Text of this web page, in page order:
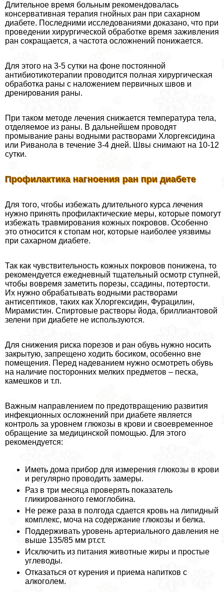
Длительное время больным рекомендовалась
консервативная терапия гнойных ран при сахарном
диабете. Последними исследованиями доказано, что при
проведении хирургической обработке время заживления
ран сокращается, а частота осложнений понижается.
Для этого на 3-5 сутки на фоне постоянной
антибиотикотерапии проводится полная хирургическая
обработка раны с наложением первичных швов и
дренирования раны.
При таком методе лечения снижается температура тела,
отделяемое из раны. В дальнейшем проводят
промывание раны водными растворами Хлоргексидина
или Риванола в течение 3-4 дней. Швы снимают на 10-12
сутки.
Профилактика нагноения ран при диабете
Для того, чтобы избежать длительного курса лечения
нужно принять профилактические меры, которые помогут
избежать травмирования кожных покровов. Особенно
это относится к стопам ног, которые наиболее уязвимы
при сахарном диабете.
Так как чувствительность кожных покровов понижена, то
рекомендуется ежедневный тщательный осмотр ступней,
чтобы вовремя заметить порезы, ссадины, потертости.
Их нужно обpaбатывать водными растворами
антисептиков, таких как Хлоргексидин, Фурацилин,
Мирамистин. Спиртовые растворы йода, бриллиантовой
зелени при диабете не используются.
Для снижения риска порезов и ран обувь нужно носить
закрытую, запрещено ходить босиком, особенно вне
помещения. Перед надеванием нужно осмотреть обувь
на наличие посторонних мелких предметов – песка,
камешков и т.п.
Важным направлением по предотвращению развития
инфекционных осложнений при диабете является
контроль за уровнем глюкозы в крови и своевременное
обращение за медицинской помощью. Для этого
рекомендуется:
Иметь дома прибор для измерения глюкозы в крови
и регулярно проводить замеры.
Раз в три месяца проверять показатель
гликированного гемоглобина.
Не реже раза в полгода сдается кровь на липидный
комплекс, моча на содержание глюкозы и белка.
Поддерживать уровень артериального давления не
выше 135/85 мм рт.ст.
Исключить из питания животные жиры и простые
углеводы.
Отказаться от курения и приема напитков с
алкоголем.